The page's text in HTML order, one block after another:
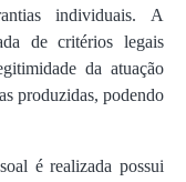
individuais. A
de critérios legais
da atuação
produzidas, podendo
é realizada possui